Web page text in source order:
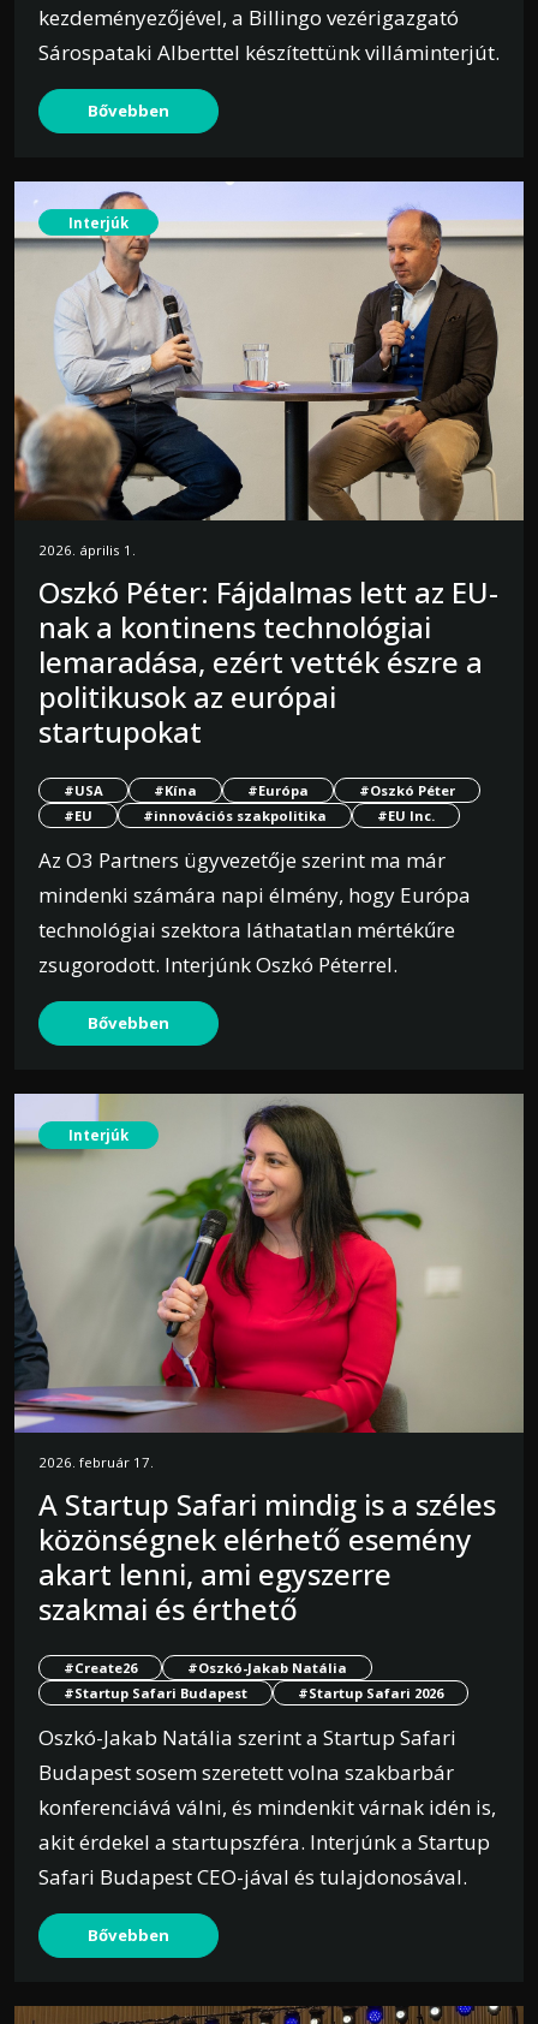
kezdeményezőjével, a Billingo vezérigazgató
Sárospataki Alberttel készítettünk villáminterjút.
Bővebben
Interjúk
2026. április 1.
Oszkó Péter: Fájdalmas lett az EU-
nak a kontinens technológiai
lemaradása, ezért vették észre a
politikusok az európai
startupokat
#USA #Kína #Európa
#Oszkó Péter
#EU
#innovációs szakpolitika #EU Inc.
Az O3 Partners ügyvezetője szerint ma már
mindenki számára napi élmény, hogy Európa
technológiai szektora láthatatlan mértékűre
zsugorodott. Interjúnk Oszkó Péterrel.
Bővebben
Interjúk
2026. február 17.
A Startup Safari mindig is a széles
közönségnek elérhető esemény
akart lenni, ami egyszerre
szakmai és érthető
#Create26
#Oszkó-Jakab Natália
#Startup Safari Budapest
#Startup Safari 2026
Oszkó-Jakab Natália szerint a Startup Safari
Budapest sosem szeretett volna szakbarbár
konferenciává válni, és mindenkit várnak idén is,
akit érdekel a startupszféra. Interjúnk a Startup
Safari Budapest CEO-jával és tulajdonosával.
Bővebben